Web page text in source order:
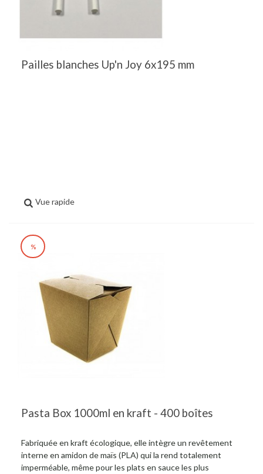
Pailles blanches Up'n Joy 6x195 mm
Vue rapide
%
Pasta Box 1000ml en kraft - 400 boîtes
Fabriquée en kraft écologique, elle intègre un revêtement
interne en amidon de maïs (PLA) qui la rend totalement
imperméable, même pour les plats en sauce les plus